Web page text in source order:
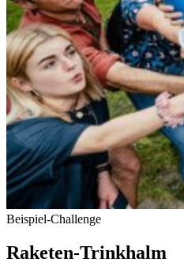
Bei­spiel-Challenge
Raketen-Trinkhalm